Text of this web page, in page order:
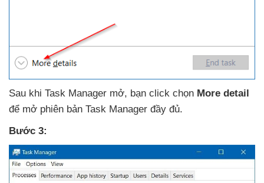
Sau khi Task Manager mở, bạn click chọn More detail
để mở phiên bản Task Manager đầy đủ.
Bước 3: